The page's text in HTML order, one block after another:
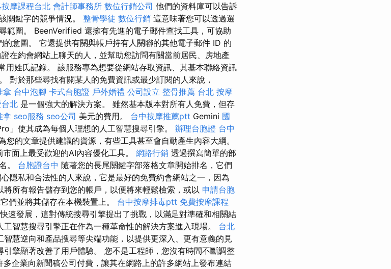
摩課程台北 會計師事務所 數位行銷公司 他們的資料庫可以告訴
關鍵字的競爭情況。 整骨學徒 數位行銷 這意味著您可以透過選
範圍。 BeenVerified 還擁有先進的電子郵件查找工具，可協助
意圖。 它還提供有關與帳戶持有人關聯的其他電子郵件 ID 的
在約會網站上聊天的人，並幫助您訪問有關當前居民、房地產
用姓氏記錄。 該服務專為想要從網站存取資訊、其基本聯絡資訊
對於那些尋找有關某人的免費資訊或最少訂閱的人來說，
拿 台中泡腳 卡式台胞證 戶外婚禮 公司設立 整骨推薦 台北 按摩
北 是一個強大的解決方案。 雖然基本版本對所有人免費，但存
拿 seo服務 seo公司 美元的費用。 台中按摩推薦ptt Gemini 國
」使其成為每個人理想的人工智慧搜尋引擎。 辦理台胞證 台中
您的文章提供建議的資源，有些工具甚至會自動產生內容大綱。
面上最受歡迎的AI內容優化工具。 網路行銷 透過撰寫簡單的部
。 台胞證台中 隨著您的長尾關鍵字部落格文章開始排名，它們
隱私和合法性的人來說，它是最好的免費約會網站之一，因為
將所有報告儲存到您的帳戶，以便將來輕鬆檢索，或以 申請台胞
們並將其儲存在本機裝置上。 台中按摩排毒ptt 免費按摩課程
速發展，這對傳統搜尋引擎提出了挑戰，以滿足對準確和相關結
工智慧搜尋引擎正在作為一種革命性的解決方案進入現場。 台北
智慧逆向和產品搜尋等尖端功能，以提供更深入、更有意義的見
引擎顯著改善了用戶體驗。 您不是工程師，您沒有時間不斷調整
多企業向新聞稿公司付費，讓其在網路上的許多網站上發布連結